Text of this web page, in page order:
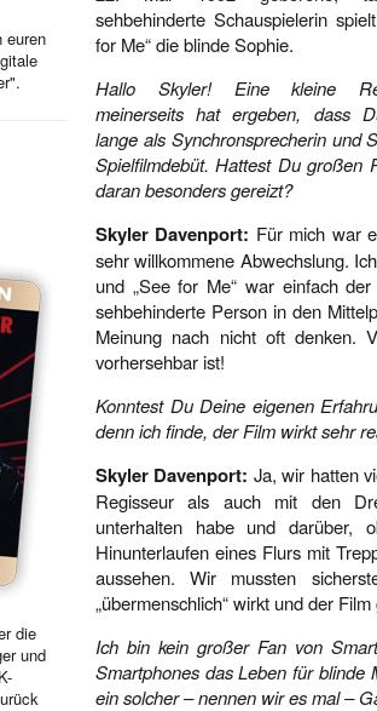
euren
die
und
sehbehinderte Schauspielerin
for Me“ die blinde Sophie.
Hallo Skyler! Eine kleine
meinerseits hat ergeben, dass
lange als Synchronsprecherin und
Spielfilmdebüt. Hattest Du großen
daran besonders gereizt?
Skyler Davenport: Für mich war
sehr willkommene Abwechslung.
und „See for Me“ war einfach
sehbehinderte Person in den
Meinung nach nicht oft denken.
vorhersehbar ist!
Konntest Du Deine eigenen
denn ich finde, der Film wirkt sehr
Skyler Davenport: Ja, wir hatten
Regisseur als auch mit den
unterhalten habe und darüber,
Hinunterlaufen eines Flurs mit
aussehen. Wir mussten
„übermenschlich“ wirkt und der
Ich bin kein großer Fan von
Smartphones das Leben für blinde
ein solcher – nennen wir es mal –